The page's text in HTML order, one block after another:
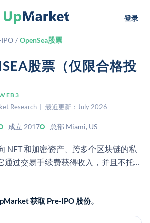
登录
/ OpenSea股票
股票（仅限合格投
Research | 最近更新：July 2026
成立 2017 总部 Miami, US
NFT 和加密资产、跨多个区块链的私
通过交易手续费获得收入，并且不托管
获取 Pre-IPO 股份。